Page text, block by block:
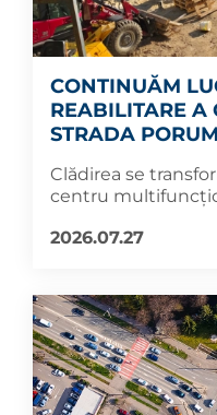
CONTINUĂM
REABILITARE A
STRADA
Clădirea se
centru
2026.07.27